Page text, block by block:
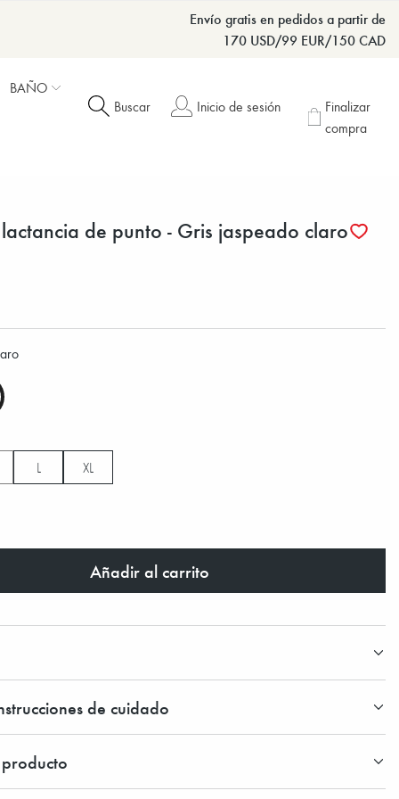
Envío gratis en pedidos a partir de
170 USD/99 EUR/150 CAD
BAÑO
Buscar
Inicio de sesión
Finalizar
compra
de punto - Gris jaspeado claro
L XL
Añadir al carrito
de cuidado